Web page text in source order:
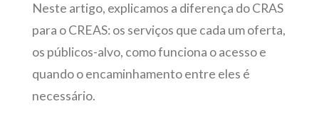
Neste artigo, explicamos a diferença do CRAS
para o CREAS: os serviços que cada um oferta,
os públicos-alvo, como funciona o acesso e
quando o encaminhamento entre eles é
necessário.